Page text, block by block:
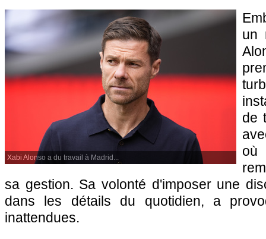
Xabi Alonso a du travail à Madrid...
un
de
où
sa gestion. Sa volonté d'imposer une
dans les détails du quotidien, a
inattendues.